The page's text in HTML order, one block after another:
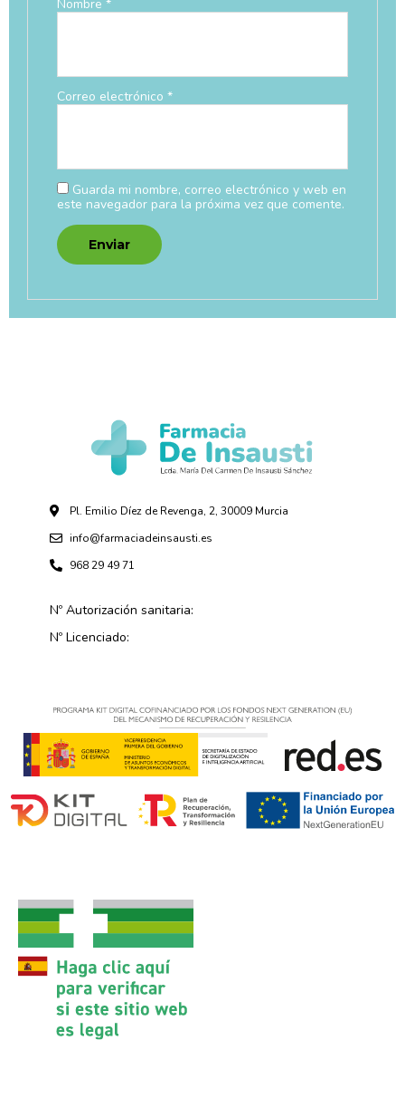
Nombre *
Correo electrónico *
Guarda mi nombre, correo electrónico y web en
este navegador para la próxima vez que comente.
Pl. Emilio Díez de Revenga, 2, 30009 Murcia
info@farmaciadeinsausti.es
968 29 49 71
Nº Autorización sanitaria:
Nº Licenciado: